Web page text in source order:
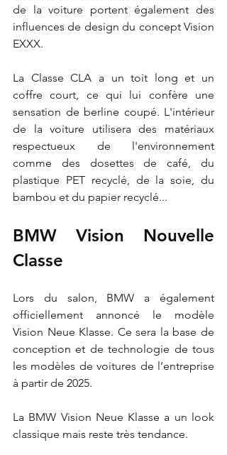
de la voiture portent également des
influences de design du concept Vision
EXXX.
La Classe CLA a un toit long et un
coffre court, ce qui lui confère une
sensation de berline coupé. L'intérieur
de la voiture utilisera des matériaux
respectueux de l'environnement
comme des dosettes de café, du
plastique PET recyclé, de la soie, du
bambou et du papier recyclé...
BMW Vision Nouvelle
Classe
Lors du salon, BMW a également
officiellement annoncé le modèle
Vision Neue Klasse. Ce sera la base de
conception et de technologie de tous
les modèles de voitures de l’entreprise
à partir de 2025.
La BMW Vision Neue Klasse a un look
classique mais reste très tendance.